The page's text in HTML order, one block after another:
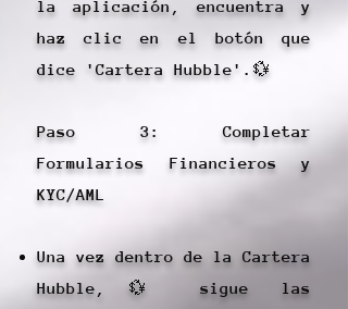
la aplicación, encuentra y
haz clic en el botón que
dice 'Cartera Hubble'.💱
Paso 3: Completar
Formularios Financieros y
KYC/AML
Una vez dentro de la Cartera
Hubble,💱 sigue las